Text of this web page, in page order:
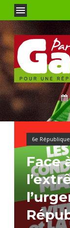
6e République
Face